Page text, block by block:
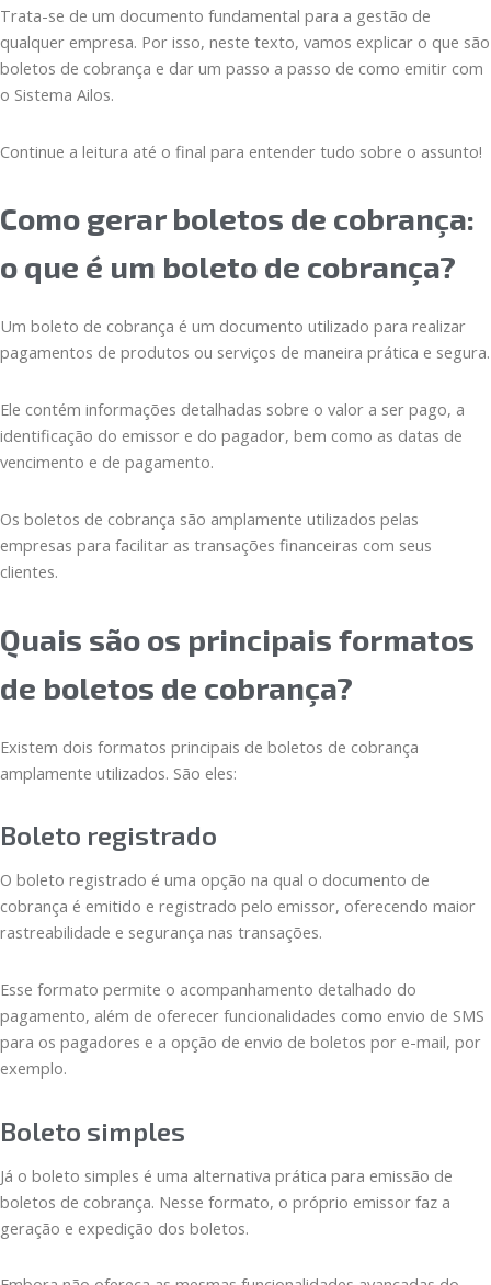
Trata-se de um documento fundamental para a gestão de
qualquer empresa. Por isso, neste texto, vamos explicar o que são
boletos de cobrança e dar um passo a passo de como emitir com
o Sistema Ailos.
Continue a leitura até o final para entender tudo sobre o assunto!
Como gerar boletos de cobrança:
o que é um boleto de cobrança?
Um boleto de cobrança é um documento utilizado para realizar
pagamentos de produtos ou serviços de maneira prática e segura.
Ele contém informações detalhadas sobre o valor a ser pago, a
identificação do emissor e do pagador, bem como as datas de
vencimento e de pagamento.
Os boletos de cobrança são amplamente utilizados pelas
empresas para facilitar as transações financeiras com seus
clientes.
Quais são os principais formatos
de boletos de cobrança?
Existem dois formatos principais de boletos de cobrança
amplamente utilizados. São eles:
Boleto registrado
O boleto registrado é uma opção na qual o documento de
cobrança é emitido e registrado pelo emissor, oferecendo maior
rastreabilidade e segurança nas transações.
Esse formato permite o acompanhamento detalhado do
pagamento, além de oferecer funcionalidades como envio de SMS
para os pagadores e a opção de envio de boletos por e-mail, por
exemplo.
Boleto simples
Já o boleto simples é uma alternativa prática para emissão de
boletos de cobrança. Nesse formato, o próprio emissor faz a
geração e expedição dos boletos.